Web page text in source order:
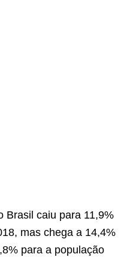
Brasil caiu para 11,9%
mas chega a 14,4%
para a população